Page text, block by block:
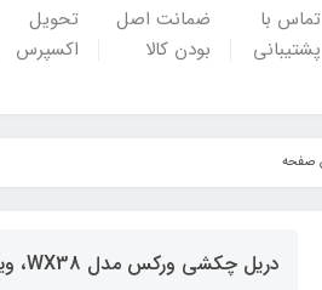
تماس با
پشتیبانی
ضمانت اصل
بودن کالا
تحویل
اکسپرس
دریل چکشی ورکس مدل WX38، ویدئو تست پائین صفحه